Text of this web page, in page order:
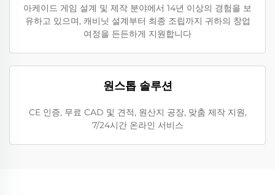
아케이드 게임 설계 및 제작 분야에서 14년 이상의 경험을 보
유하고 있으며, 캐비닛 설계부터 최종 조립까지 귀하의 창업
여정을 든든하게 지원합니다
원스톱 솔루션
CE 인증, 무료 CAD 및 견적, 원산지 공장, 맞춤 제작 지원,
7/24시간 온라인 서비스